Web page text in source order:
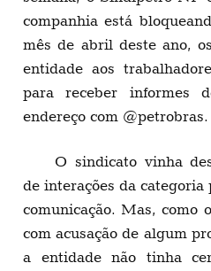
companhia está
mês de abril deste ano,
entidade aos
para receber informes
endereço com @petrobras.
O sindicato vinha
de interações da
comunicação. Mas, como
com acusação de algum
a entidade não tinha